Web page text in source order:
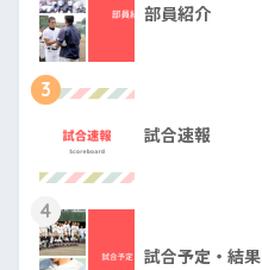
部員紹介
3
試合速報
4
試合予定・結果